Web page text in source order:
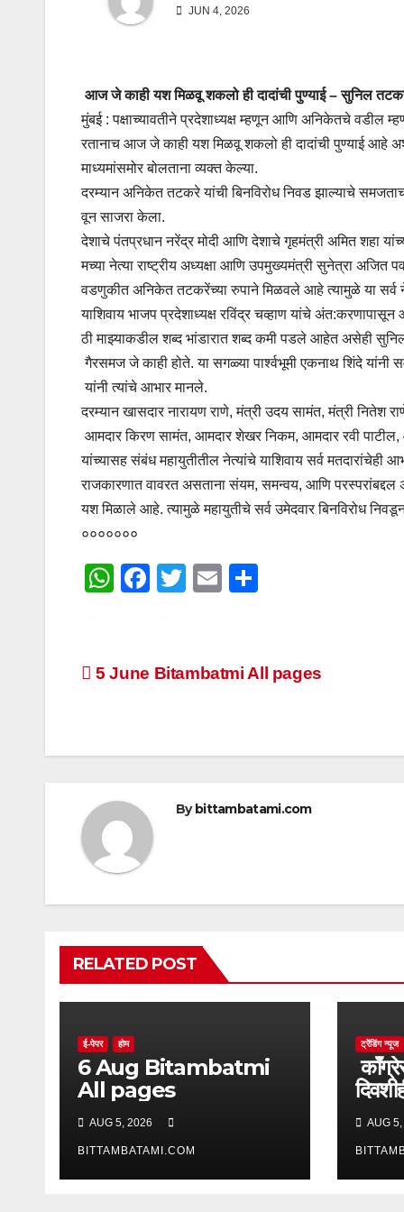
JUN 4, 2026
आज जे काही यश मिळवू शकलो ही दादांची पुण्याई – सुनिल
मुंबई : पक्षाच्यावतीने प्रदेशाध्यक्ष म्हणून आणि अनिकेतचे वडील
रतानाच आज जे काही यश मिळवू शकलो ही दादांची पुण्याई आहे
माध्यमांसमोर बोलताना व्यक्त केल्या.
दरम्यान अनिकेत तटकरे यांची बिनविरोध निवड झाल्याचे
वून साजरा केला.
देशाचे पंतप्रधान नरेंद्र मोदी आणि देशाचे गृहमंत्री अमित शहा
मच्या नेत्या राष्ट्रीय अध्यक्षा आणि उपमुख्यमंत्री सुनेत्रा अजित
वडणुकीत अनिकेत तटकरेंच्या रुपाने मिळवले आहे त्यामुळे या
याशिवाय भाजप प्रदेशाध्यक्ष रविंद्र चव्हाण यांचे
ठी माझ्याकडील शब्द भांडारात शब्द कमी पडले आहेत असेही
गैरसमज जे काही होते. या सगळ्या पार्श्वभूमी एकनाथ शिंदे
यांनी त्यांचे आभार मानले.
दरम्यान खासदार नारायण राणे, मंत्री उदय सामंत, मंत्री
आमदार किरण सामंत, आमदार शेखर निकम, आमदार रवी
यांच्यासह संबंध महायुतीतील नेत्यांचे याशिवाय सर्व मतदारांचेही
राजकारणात वावरत असताना संयम, समन्वय, आणि
यश मिळाले आहे. त्यामुळे महायुतीचे सर्व उमेदवार बिनविरोध
०००००००
W
s
p
F
e
o
T
er
E
e
Post
5 June Bitambatmi All pages
By bittambatami.com
RELATED POST
ई-पेपर होम
6 Aug Bitambatmi
All pages
AUG 5, 2026
BITTAMBATAMI.COM
ट्रेंडिंग न्यूज
AUG